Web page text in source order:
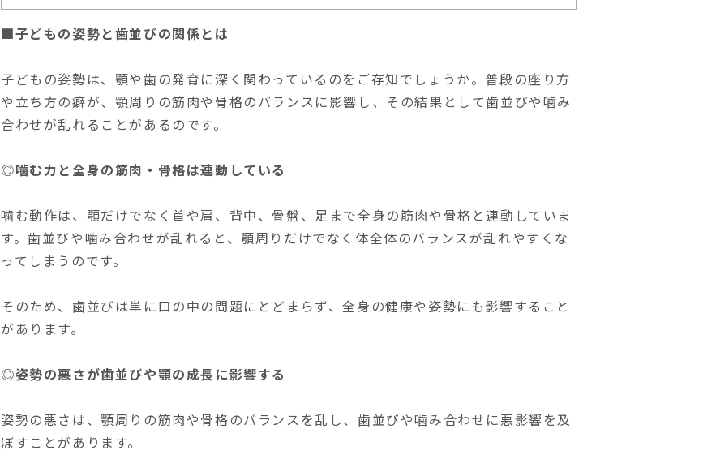
■子どもの姿勢と歯並びの関係とは
子どもの姿勢は、顎や歯の発育に深く関わっているのをご存知でしょうか。普段の座り方
や立ち方の癖が、顎周りの筋肉や骨格のバランスに影響し、その結果として歯並びや噛み
合わせが乱れることがあるのです。
◎噛む力と全身の筋肉・骨格は連動している
噛む動作は、顎だけでなく首や肩、背中、骨盤、足まで全身の筋肉や骨格と連動していま
す。歯並びや噛み合わせが乱れると、顎周りだけでなく体全体のバランスが乱れやすくな
ってしまうのです。
そのため、歯並びは単に口の中の問題にとどまらず、全身の健康や姿勢にも影響すること
があります。
◎姿勢の悪さが歯並びや顎の成長に影響する
姿勢の悪さは、顎周りの筋肉や骨格のバランスを乱し、歯並びや噛み合わせに悪影響を及
ぼすことがあります。